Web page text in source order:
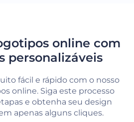
online com
personalizáveis
fácil e rápido com o nosso
online. Siga este processo
e obtenha seu design
apenas alguns cliques.